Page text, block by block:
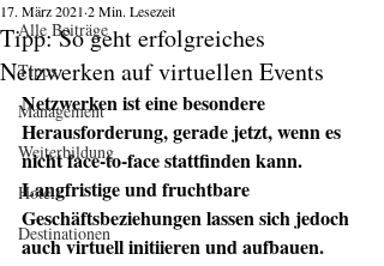
Alle Beiträge
Tipps
Management
Weiterbildung
Hotels
Destinationen
Tipp: So geht erfolgreiches
Netzwerken auf virtuellen Events
17. März 2021 2 Min. Lesezeit
Netzwerken ist eine besondere
Herausforderung, gerade jetzt, wenn es
nicht face-to-face stattfinden kann.
Langfristige und fruchtbare
Geschäftsbeziehungen lassen sich jedoch
auch virtuell initiieren und aufbauen.